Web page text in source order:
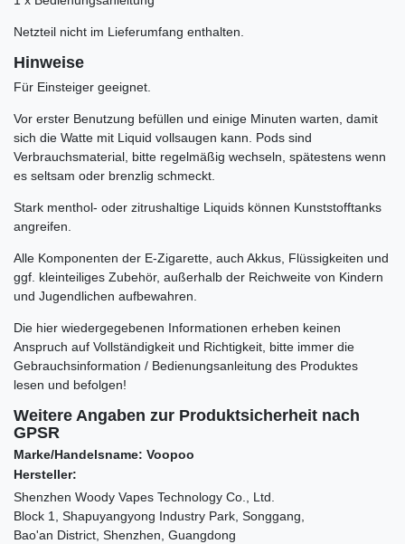
Netzteil nicht im Lieferumfang enthalten.
Hinweise
Für Einsteiger geeignet.
Vor erster Benutzung befüllen und einige Minuten warten, damit
sich die Watte mit Liquid vollsaugen kann. Pods sind
Verbrauchsmaterial, bitte regelmäßig wechseln, spätestens wenn
es seltsam oder brenzlig schmeckt.
Stark menthol- oder zitrushaltige Liquids können Kunststofftanks
angreifen.
Alle Komponenten der E-Zigarette, auch Akkus, Flüssigkeiten und
ggf. kleinteiliges Zubehör, außerhalb der Reichweite von Kindern
und Jugendlichen aufbewahren.
Die hier wiedergegebenen Informationen erheben keinen
Anspruch auf Vollständigkeit und Richtigkeit, bitte immer die
Gebrauchsinformation / Bedienungsanleitung des Produktes
lesen und befolgen!
Weitere Angaben zur Produktsicherheit nach
GPSR
Marke/Handelsname: Voopoo
Hersteller:
Shenzhen Woody Vapes Technology Co., Ltd.
Block 1, Shapuyangyong Industry Park, Songgang,
Bao'an District, Shenzhen, Guangdong